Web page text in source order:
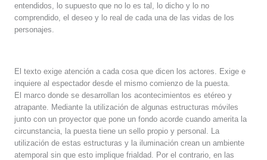
entendidos, lo supuesto que no lo es tal, lo dicho y lo no
comprendido, el deseo y lo real de cada una de las vidas de los
personajes.
El texto exige atención a cada cosa que dicen los actores. Exige e
inquiere al espectador desde el mismo comienzo de la puesta.
El marco donde se desarrollan los acontecimientos es etéreo y
atrapante. Mediante la utilización de algunas estructuras móviles
junto con un proyector que pone un fondo acorde cuando amerita la
circunstancia, la puesta tiene un sello propio y personal. La
utilización de estas estructuras y la iluminación crean un ambiente
atemporal sin que esto implique frialdad. Por el contrario, en las